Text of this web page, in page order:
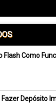
Flash Como
Fazer Depósito